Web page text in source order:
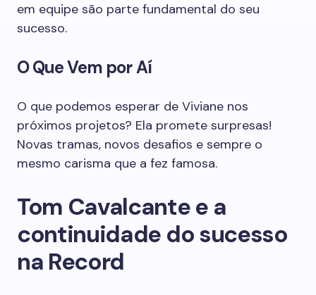
em equipe são parte fundamental do seu
sucesso.
O Que Vem por Aí
O que podemos esperar de Viviane nos
próximos projetos? Ela promete surpresas!
Novas tramas, novos desafios e sempre o
mesmo carisma que a fez famosa.
Tom Cavalcante e a
continuidade do sucesso
na Record